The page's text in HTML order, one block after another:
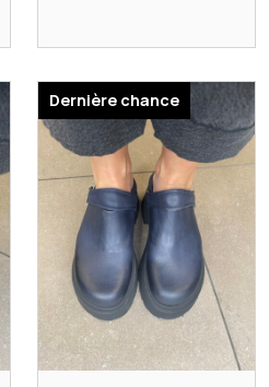
€.
325,00 €.
Dernière chance